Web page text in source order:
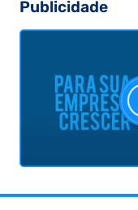
Publicidade